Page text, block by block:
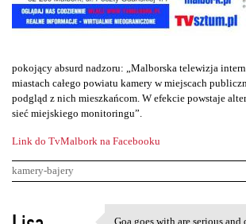
pokojący absurd nadzoru: „Malborska telewizja
miastach całego powiatu kamery w miejscach
podgląd z nich mieszkańcom. W efekcie powstaje
sieć miejskiego monitoringu”.
Link do TvMalbork na Facebooku
kamery-bajery
K
Goa goes with are serious and